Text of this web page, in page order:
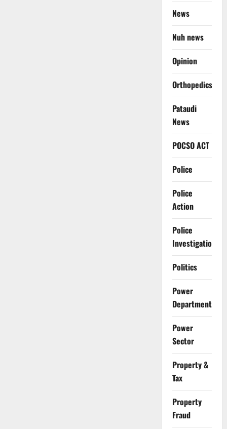
News
Nuh news
Opinion
Orthopedics
Pataudi
News
POCSO ACT
Police
Police
Action
Police
Investigation
Politics
Power
Department
Power
Sector
Property &
Tax
Property
Fraud